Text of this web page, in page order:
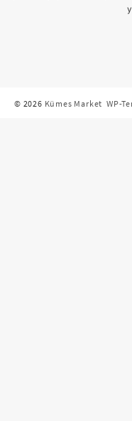
© 2026 Kümes Market WP-